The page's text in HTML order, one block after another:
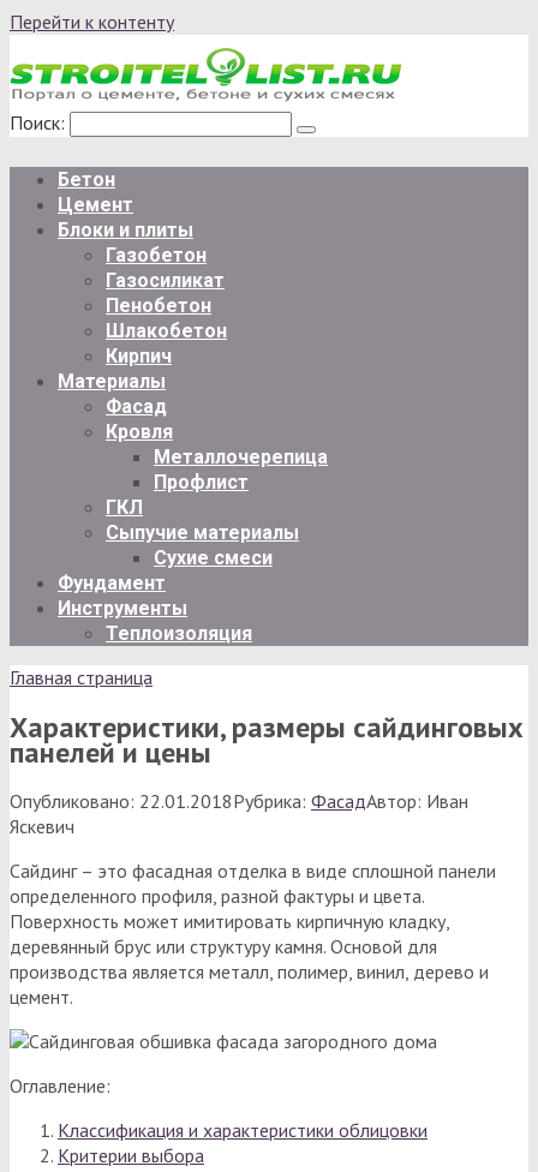
Перейти к контенту
Поиск:
Бетон
Цемент
Блоки и плиты
Газобетон
Газосиликат
Пенобетон
Шлакобетон
Кирпич
Материалы
Фасад
Кровля
Металлочерепица
Профлист
ГКЛ
Сыпучие материалы
Сухие смеси
Фундамент
Инструменты
Теплоизоляция
Главная страница
Характеристики, размеры сайдинговых
панелей и цены
Опубликовано: 22.01.2018Рубрика: ФасадАвтор: Иван
Яскевич
Сайдинг – это фасадная отделка в виде сплошной панели
определенного профиля, разной фактуры и цвета.
Поверхность может имитировать кирпичную кладку,
деревянный брус или структуру камня. Основой для
производства является металл, полимер, винил, дерево и
цемент.
Оглавление:
Классификация и характеристики облицовки
Критерии выбора